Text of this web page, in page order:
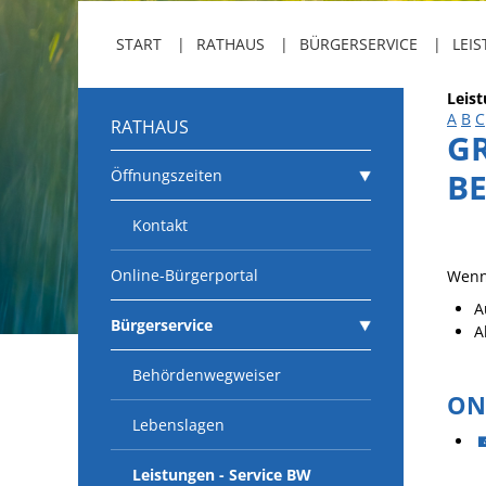
START RATHAUS BÜRGERSERVICE
RATHAUS
Öffnungszeiten
Kontakt
Online-Bürgerportal
Bürgerservice
Behördenwegweiser
Lebenslagen
Leistungen - Service BW
A B C